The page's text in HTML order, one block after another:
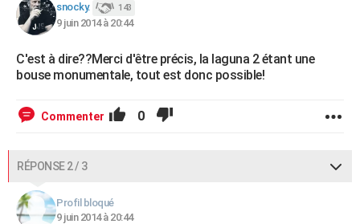
Bricolage
Lifestyle
Culture
Sport
Auto
Television
Voyage
Cinema
snocky. 143
9 juin 2014 à 20:44
C'est à dire??Merci d'être précis, la laguna 2 étant une
bouse monumentale, tout est donc possible!
Commenter 0
RÉPONSE 2 / 3
Profil bloqué
9 juin 2014 à 20:44